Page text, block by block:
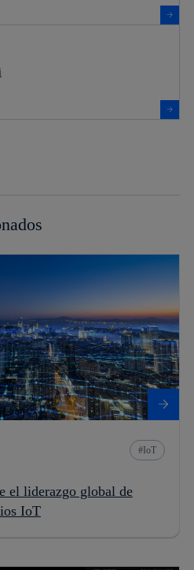
IoT
el liderazgo global de
IoT